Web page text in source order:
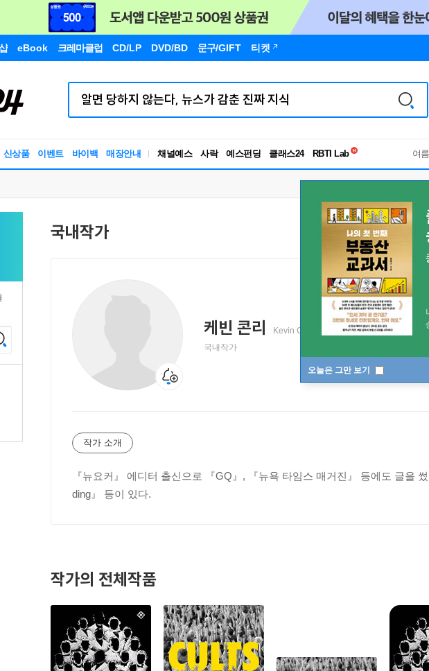
eBook 크레마클럽 CD/LP DVD/BD 문구/GIFT 티켓
신상품 이벤트 바이백 매장안내 채널예스 사락 예스펀딩 클래스24
RBTI Lab
독서유형검사
여
오늘은 그만 보기
국내작가
케빈 콘리
Kevin Conley
국내작가
작가 소개
『뉴요커』 에디터 출신으로 『GQ』, 『뉴욕 타임스 매거진』 등에도 글을
ding』 등이 있다.
작가의 전체작품